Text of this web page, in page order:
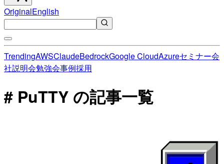
OriginalEnglish
TrendingAWSClaudeBedrockGoogle CloudAzureセミナー会
社説明会勉強会事例採用
# PuTTY の記事一覧